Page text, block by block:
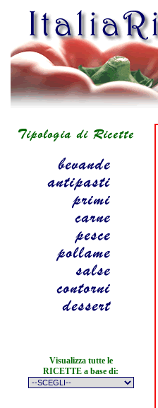
Visualizza tutte le
RICETTE a base di: